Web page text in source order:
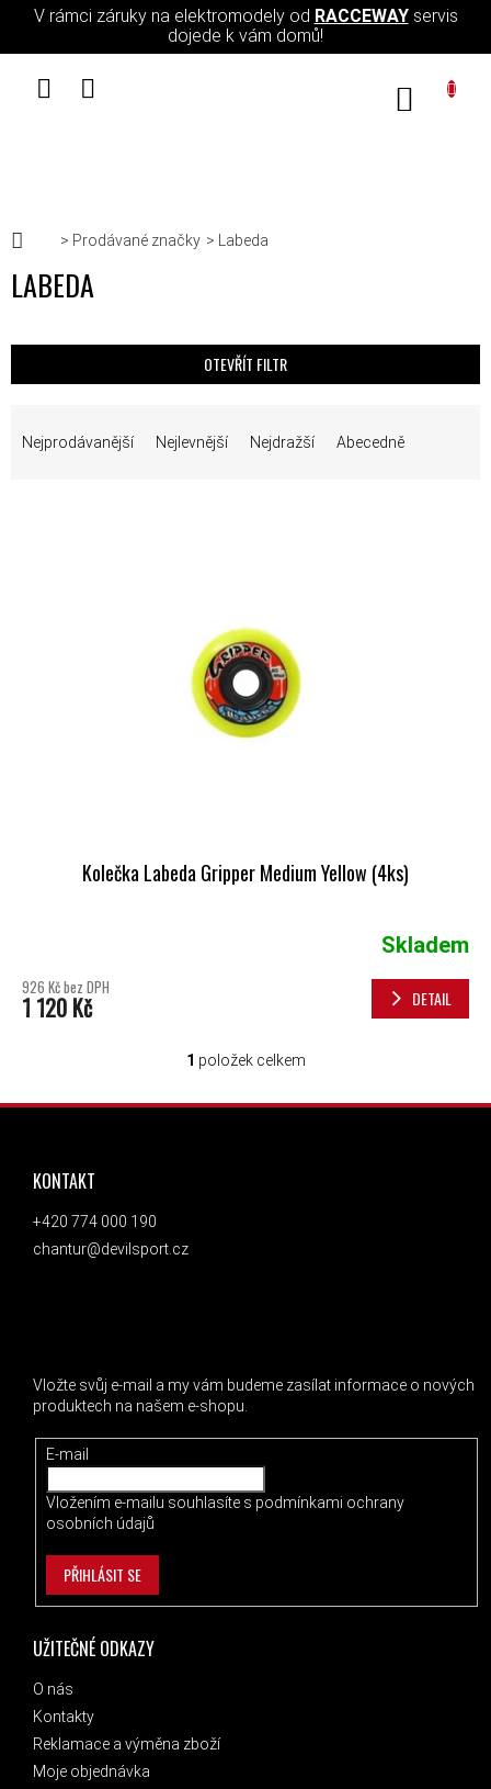
Přejít na obsah
V rámci záruky na elektromodely od RACCEWAYservis
dojede k vám domů!
Domů
Prodávané značky Labeda
LABEDA
OTEVŘÍT FILTR
Nejprodávanější Nejlevnější Nejdražší Abecedně
Kolečka Labeda Gripper Medium Yellow (4ks)
Skladem
926 Kč bez DPH
1 120 Kč DETAIL
OVLÁDACÍ PRVKY VÝPISU
1 položek celkem
ZÁPATÍ
UŽITEČNÉ ODKAZY
O nás
Kontakty
Reklamace a výměna zboží
Moje objednávka
KONTAKT
+420 774 000 190
chantur@devilsport.cz
Vložte svůj e-mail a my vám budeme zasílat informace o nových
produktech na našem e-shopu.
E-mail
Vložením e-mailu souhlasíte s podmínkami ochrany
osobních údajů
PŘIHLÁSIT SE